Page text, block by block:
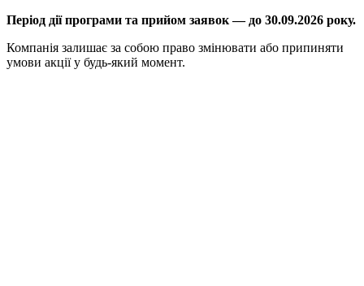
Період дії програми та прийом заявок — до 30.09.2026 року.
Компанія залишає за собою право змінювати або припиняти
умови акції у будь-який момент.